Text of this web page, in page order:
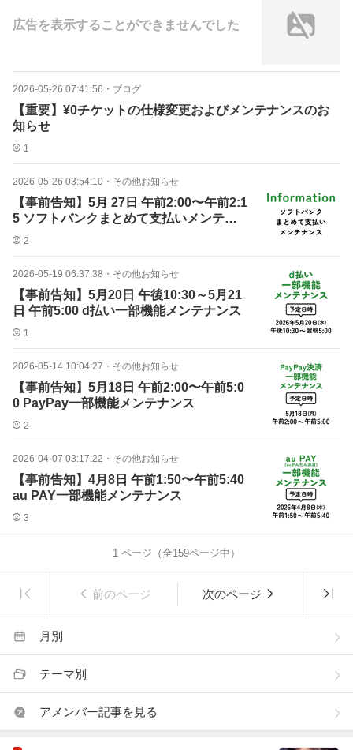
広告を表示することができませんでした
2026-05-26 07:41:56 ・ ブログ
【重要】¥0チケットの仕様変更およびメンテナンスのお
知らせ
1
2026-05-26 03:54:10 ・ その他お知らせ
【事前告知】5月 27日 午前2:00〜午前2:1
5 ソフトバンクまとめて支払いメンテナ
ンス
2
2026-05-19 06:37:38 ・ その他お知らせ
【事前告知】5月20日 午後10:30～5月21
日 午前5:00 d払い一部機能メンテナンス
1
2026-05-14 10:04:27 ・ その他お知らせ
【事前告知】5月18日 午前2:00〜午前5:0
0 PayPay一部機能メンテナンス
2
2026-04-07 03:17:22 ・ その他お知らせ
【事前告知】4月8日 午前1:50〜午前5:40
au PAY一部機能メンテナンス
3
1 ページ（全159ページ中）
前のページ 次のページ
月別
テーマ別
アメンバー記事を見る